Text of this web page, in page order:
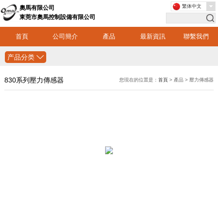
奧馬有限公司
東莞市奧馬控制設備有限公司
首頁 公司簡介 產品 最新資訊 聯繫我們
繁体中文
产品分类
830系列壓力傳感器 您現在的位置是：首頁 > 產品 > 壓力傳感器